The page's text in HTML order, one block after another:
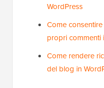
WordPress
Come
propri commenti
Come rendere
del blog in